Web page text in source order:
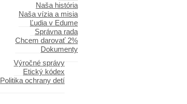
Naša história
Naša vízia a misia
Ľudia v Edume
Správna rada
Chcem darovať 2%
Dokumenty
Výročné správy
Etický kódex
Politika ochrany detí